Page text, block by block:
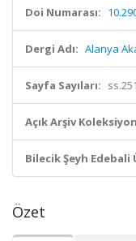
Doi Numarası:
Dergi Adı: Alanya
Sayfa Sayıları:
Açık Arşiv
Bilecik Şeyh
Özet